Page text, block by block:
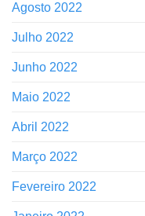
Agosto 2022
Julho 2022
Junho 2022
Maio 2022
Abril 2022
Março 2022
Fevereiro 2022